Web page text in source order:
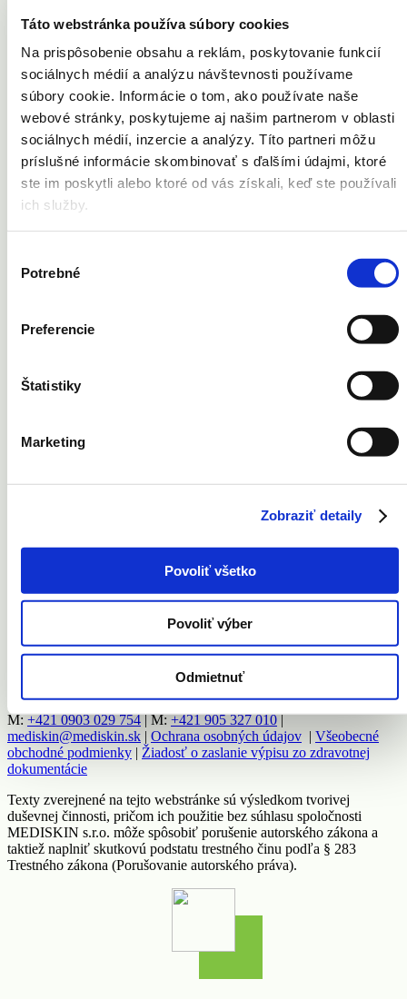
Táto webstránka používa súbory cookies
Na prispôsobenie obsahu a reklám, poskytovanie funkcií
sociálnych médií a analýzu návštevnosti používame
súbory cookie. Informácie o tom, ako používate naše
webové stránky, poskytujeme aj našim partnerom v oblasti
sociálnych médií, inzercie a analýzy. Títo partneri môžu
príslušné informácie skombinovať s ďalšími údajmi, ktoré
ste im poskytli alebo ktoré od vás získali, keď ste používali
ich služby.
súhlasu
Potrebné
Preferencie
Štatistiky
Marketing
Zobraziť detaily
Povoliť všetko
Povoliť výber
Odmietnuť
E-mailová adresa
Zaregistrovať sa
Vaše problémy
Akné
Pleť
Telo
Potenie
Pigmentové škvrny
Vernostná karta
Kontakt
Cenník
Instagram
© 2018 MEDISKIN s.r.o. všetky práva vyhradené | MEDISKIN
s.r.o., Mýtna 5, 811 07 Bratislava
M:+421 0903 029 754| M:+421 905 327 010|
mediskin@mediskin.sk | Ochrana osobných údajov | Všeobecné
obchodné podmienky | Žiadosť o zaslanie výpisu zo zdravotnej
dokumentácie
Texty zverejnené na tejto webstránke sú výsledkom tvorivej
duševnej činnosti, pričom ich použitie bez súhlasu spoločnosti
MEDISKIN s.r.o. môže spôsobiť porušenie autorského zákona a
taktiež naplniť skutkovú podstatu trestného činu podľa § 283
Trestného zákona (Porušovanie autorského práva).